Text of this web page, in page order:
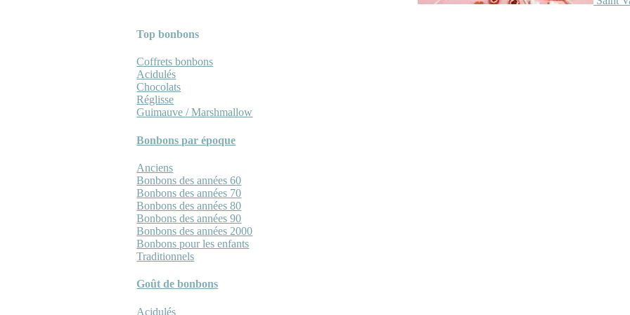
Top bonbons
Coffrets bonbons
Acidulés
Chocolats
Réglisse
Guimauve / Marshmallow
Bonbons par époque
Anciens
Bonbons des années 60
Bonbons des années 70
Bonbons des années 80
Bonbons des années 90
Bonbons des années 2000
Bonbons pour les enfants
Traditionnels
Goût de bonbons
Acidulés